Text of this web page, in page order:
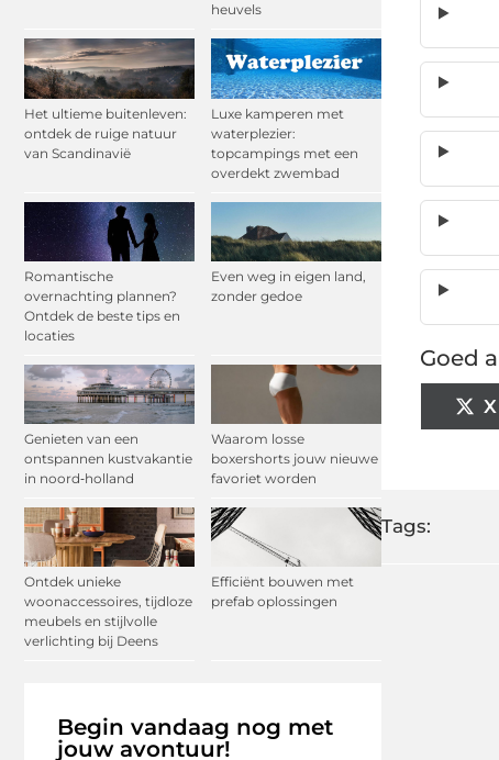
heuvels
Het ultieme buitenleven:
ontdek de ruige natuur
van Scandinavië
Luxe kamperen met
waterplezier:
topcampings met een
overdekt zwembad
Romantische
overnachting plannen?
Ontdek de beste tips en
locaties
Even weg in eigen land,
zonder gedoe
Genieten van een
ontspannen kustvakantie
in noord‑holland
Waarom losse
boxershorts jouw nieuwe
favoriet worden
Ontdek unieke
woonaccessoires, tijdloze
meubels en stijlvolle
verlichting bij Deens
Efficiënt bouwen met
prefab oplossingen
Begin vandaag nog met
jouw avontuur!
Goed
Tags: